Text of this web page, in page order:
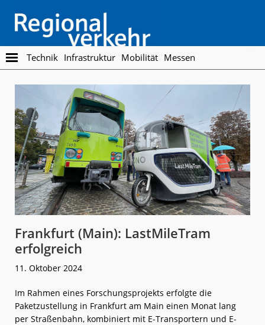
main
content
footer
Regionalverkehr
Die
Fachzeitschrift
Personennahverkehr
Technik Infrastruktur Mobilität Messen
Frankfurt (Main): LastMileTram
erfolgreich
11. Oktober 2024
Im Rahmen eines Forschungsprojekts erfolgte die
Paketzustellung in Frankfurt am Main einen Monat lang
per Straßenbahn, kombiniert mit E-Transportern und E-